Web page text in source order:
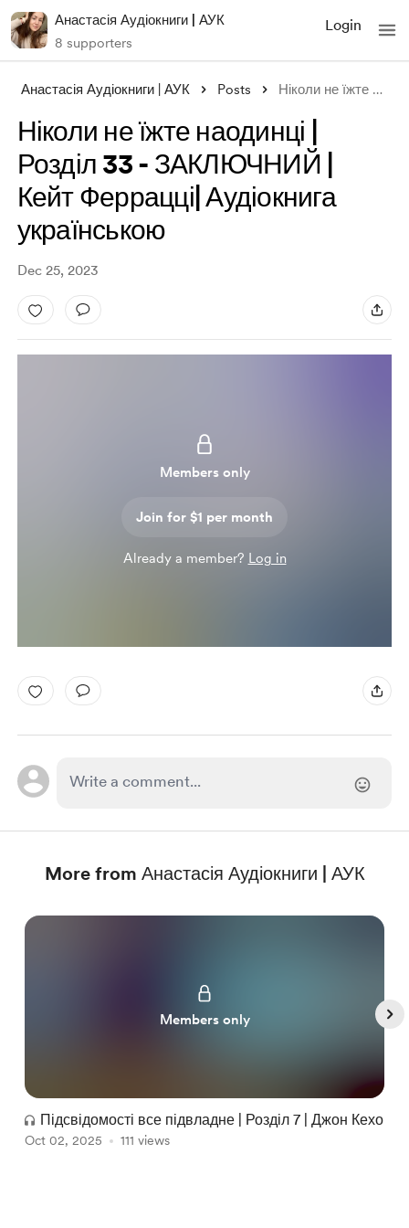
Анастасія Аудіокниги | АУК
8 supporters
Login
Анастасія Аудіокниги | АУК Posts Ніколи не їжте наодинці | Розділ 33 - ЗА
Ніколи не їжте наодинці |
Розділ 33 - ЗАКЛЮЧНИЙ |
Кейт Феррацці| Аудіокнига
українською
Dec 25, 2023
Members only
Join for $1 per month
Already a member? Log in
More from Анастасія Аудіокниги | АУК
Members only
Підсвідомості все підвладне | Розділ 7 | Джон Кехо
Oct 02, 2025 111 views